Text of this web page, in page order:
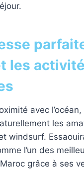
les
avec l’océan,
les
windsurf.
l’un des
grâce à ses